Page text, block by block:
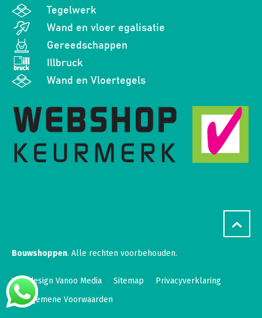
Tegelwerk
Wand en vloer egalisatie
Gereedschappen
Illbruck
Wand en Vloertegels
Bouwshoppen. Alle rechten voorbehouden.
Webdesign Vanoo Media Sitemap
Privacyverklaring
Algemene Voorwaarden